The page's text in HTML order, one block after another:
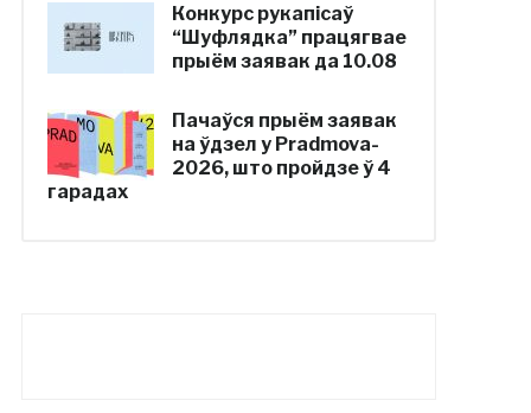
Конкурс рукапісаў
“Шуфлядка” працягвае
прыём заявак да 10.08
Пачаўся прыём заявак
на ўдзел у Pradmova-
2026, што пройдзе ў 4
гарадах